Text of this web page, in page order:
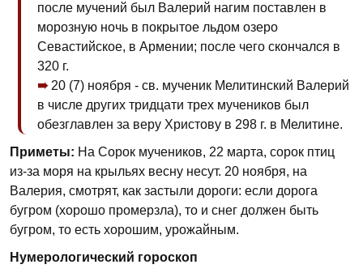
после мучений был Валерий нагим поставлен в
морозную ночь в покрытое льдом озеро
Севастийское, в Армении; после чего скончался в
320 г.
20 (7) ноября - св. мученик Мелитинский Валерий
в числе других тридцати трех мучеников был
обезглавлен за веру Христову в 298 г. в Мелитине.
Приметы: На Сорок мучеников, 22 марта, сорок птиц
из-за моря на крыльях весну несут. 20 ноября, на
Валерия, смотрят, как застыли дороги: если дорога
бугром (хорошо промерзла), то и снег должен быть
бугром, то есть хорошим, уро­жайным.
Нумерологический гороскоп